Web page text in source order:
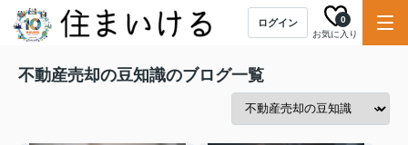
ログイン
お気に入り
0
不動産売却の豆知識のブログ一覧